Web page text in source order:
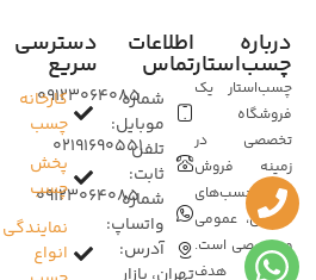
درباره
چسب‌استار
چسب‌استار یک
فروشگاه
تخصصی در
زمینه فروش
انواع چسب‌های
صنعتی، عمومی
و تخصصی است.
ما با هدف
اطلاعات
تماس
شماره
موبایل:
09123064085
تلفن
ثابت:
02191690551
شماره
واتساپ:
09123064085
آدرس:
دسترسی
سریع
کارخانه
چسب
پخش
چسب
نمایندگی
انواع